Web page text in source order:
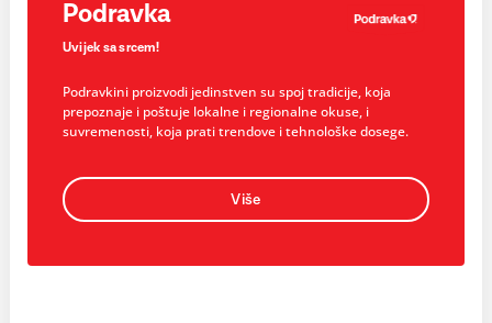
Podravka
Uvijek sa srcem!
Podravkini proizvodi jedinstven su spoj tradicije, koja
prepoznaje i poštuje lokalne i regionalne okuse, i
suvremenosti, koja prati trendove i tehnološke dosege.
Više